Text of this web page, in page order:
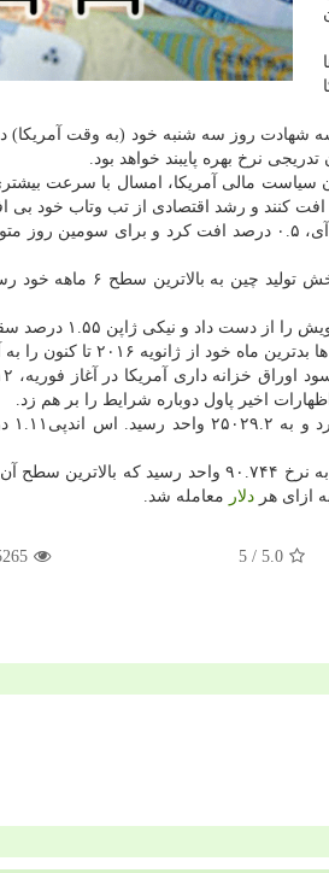
روز سه شنبه خود (به وقت آمریكا) در
نرخ بهره پایبند خواهد بود.
مالی آمریكا، امسال با سرعت
كنند و رشد اقتصادی از تب وتاب خود بی
آسیا اقیانوسیه خارج از ژاپن ام اس سی آی، ۰.۵ درصد افت كرد
سطح ۶ ماهه خود رسیده است، روند افت
در آسیا به دنبال آن اجام شد كه در وال
اخیر پاول دوباره شرایط را بر هم زد.
دلار معامله شد.
5.0
/ 5